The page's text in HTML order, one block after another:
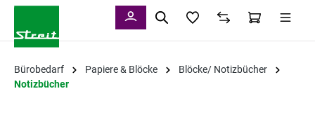
Bürobedarf Papiere & Blöcke
Blöcke/ Notizbücher
Notizbücher